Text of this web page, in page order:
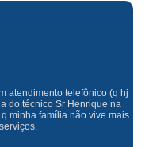
atendimento telefônico (q hj
do técnico Sr Henrique na
minha família não vive mais